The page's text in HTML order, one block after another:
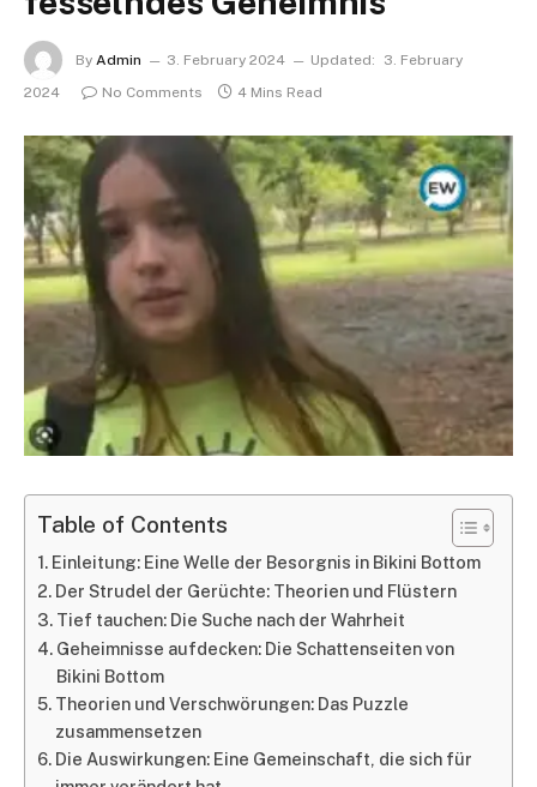
By Admin 3. February 2024 Updated:
3. February
2024
No Comments 4 Mins Read
Table of Contents
Einleitung: Eine Welle der Besorgnis in Bikini Bottom
Der Strudel der Gerüchte: Theorien und Flüstern
Tief tauchen: Die Suche nach der Wahrheit
Geheimnisse aufdecken: Die Schattenseiten von
Bikini Bottom
Theorien und Verschwörungen: Das Puzzle
zusammensetzen
Die Auswirkungen: Eine Gemeinschaft, die sich für